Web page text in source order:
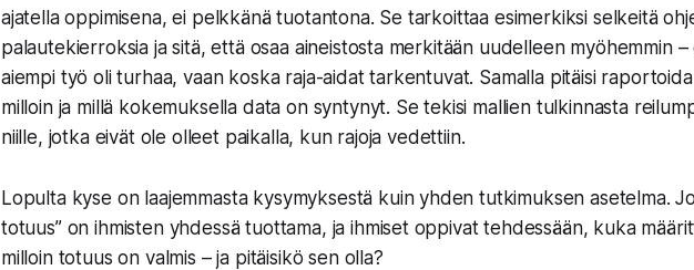
ajatella oppimisena, ei pelkkänä tuotantona. Se tarkoittaa esimerkiksi selkeitä
palautekierroksia ja sitä, että osaa aineistosta merkitään uudelleen myöhemmin –
aiempi työ oli turhaa, vaan koska raja-aidat tarkentuvat. Samalla pitäisi
milloin ja millä kokemuksella data on syntynyt. Se tekisi mallien tulkinnasta
niille, jotka eivät ole olleet paikalla, kun rajoja vedettiin.
Lopulta kyse on laajemmasta kysymyksestä kuin yhden tutkimuksen asetelma.
totuus” on ihmisten yhdessä tuottama, ja ihmiset oppivat tehdessään, kuka
milloin totuus on valmis – ja pitäisikö sen olla?